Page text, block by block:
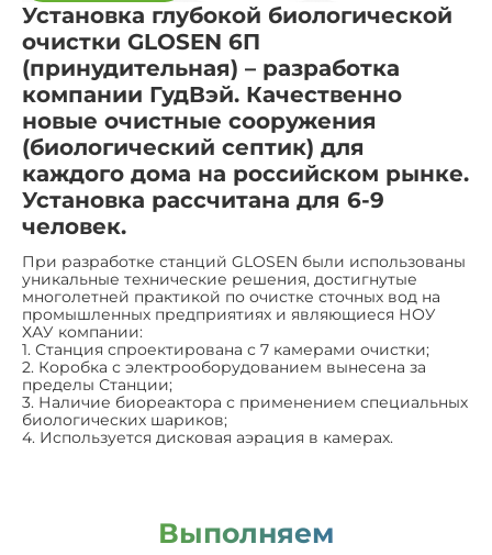
Установка глубокой биологической
очистки GLOSEN 6П
(принудительная) – разработка
компании ГудВэй. Качественно
новые очистные сооружения
(биологический септик) для
каждого дома на российском рынке.
Установка рассчитана для 6-9
человек.
При разработке станций GLOSEN были использованы
уникальные технические решения, достигнутые
многолетней практикой по очистке сточных вод на
промышленных предприятиях и являющиеся НОУ
ХАУ компании:
1. Станция спроектирована с 7 камерами очистки;
2. Коробка с электрооборудованием вынесена за
пределы Станции;
3. Наличие биореактора с применением специальных
биологических шариков;
4. Используется дисковая аэрация в камерах.
Выполняем